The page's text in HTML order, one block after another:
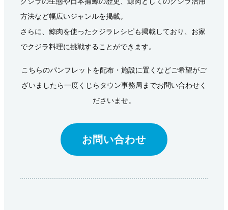
方法など幅広いジャンルを掲載。
さらに、鯨肉を使ったクジラレシピも掲載しており、お家
でクジラ料理に挑戦することができます。
こちらのパンフレットを配布・施設に置くなどご希望がご
ざいましたら一度くじらタウン事務局までお問い合わせく
ださいませ。
お問い合わせ